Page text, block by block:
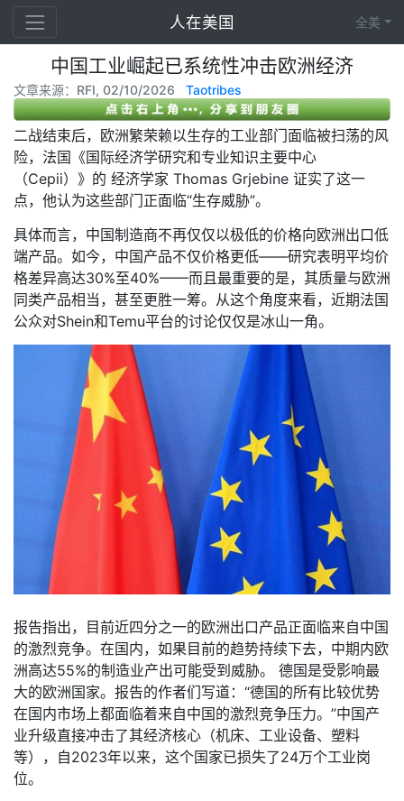
人在美国 全美
中国工业崛起已系统性冲击欧洲经济
文章来源：RFI, 02/10/2026 Taotribes
二战结束后，欧洲繁荣赖以生存的工业部门面临被扫荡的风
险，法国《国际经济学研究和专业知识主要中心
（Cepii）》的 经济学家 Thomas Grjebine 证实了这一
点，他认为这些部门正面临“生存威胁”。
具体而言，中国制造商不再仅仅以极低的价格向欧洲出口低
端产品。如今，中国产品不仅价格更低——研究表明平均价
格差异高达30%至40%——而且最重要的是，其质量与欧洲
同类产品相当，甚至更胜一筹。从这个角度来看，近期法国
公众对Shein和Temu平台的讨论仅仅是冰山一角。
报告指出，目前近四分之一的欧洲出口产品正面临来自中国
的激烈竞争。在国内，如果目前的趋势持续下去，中期内欧
洲高达55%的制造业产出可能受到威胁。 德国是受影响最
大的欧洲国家。报告的作者们写道：“德国的所有比较优势
在国内市场上都面临着来自中国的激烈竞争压力。”中国产
业升级直接冲击了其经济核心（机床、工业设备、塑料
等），自2023年以来，这个国家已损失了24万个工业岗
位。